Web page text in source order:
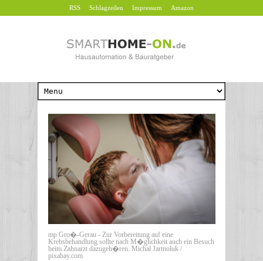
RSS Schlagzeilen Impressum Amazon
mp Gro�-Gerau - Zur Vorbereitung auf eine
Krebsbehandlung sollte nach M�glichkeit auch ein Besuch
beim Zahnarzt dazugeh�ren. Michal Jarmoluk /
pixabay.com